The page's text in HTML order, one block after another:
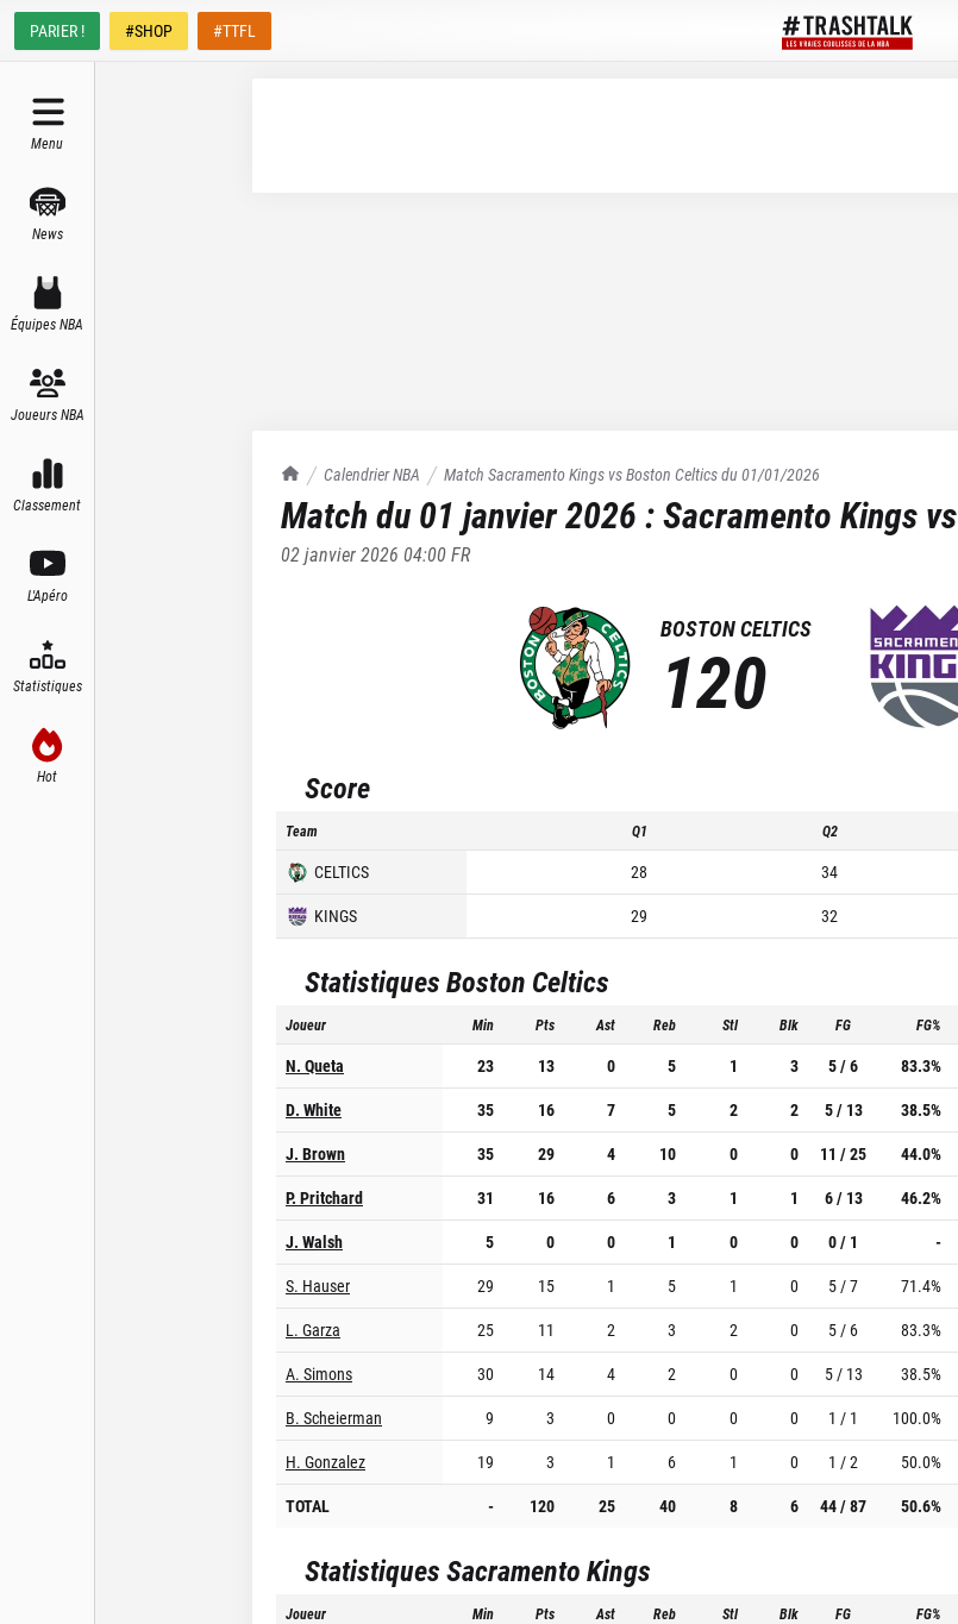
PARIER ! #SHOP #TTFL
Menu
News
Équipes NBA
Joueurs NBA
Classement
L'Apéro
Statistiques
Hot
TrashTalk Actu NBA
Calendrier NBA Match Sacramento Kings vsBoston Celticsdu01/01/2026
Match du 01 janvier 2026 :Sacramento Kings vs
02 janvier 2026 04:00FR
BOSTON CELTICS
120
Score
Team Q1 Q2
CELTICS 28 34
KINGS
29 32
StatistiquesBoston Celtics
Joueur Min Pts Ast Reb Stl Blk FG FG%
N. Queta 23 13 0 5 1 3 5 / 6 83.3%
D. White
35 16 7 5 2 2 5 / 13 38.5%
J. Brown
35 29 4 10 0 0 11 / 25 44.0%
P. Pritchard
31 16 6 3 1 1 6 / 13 46.2%
J. Walsh
5 0 0 1 0 0 0 / 1 -
S. Hauser
29 15 1 5 1 0 5 / 7 71.4%
L. Garza
25 11 2 3 2 0 5 / 6 83.3%
A. Simons
30 14 4 2 0 0 5 / 13 38.5%
B. Scheierman
9 3 0 0 0 0 1 / 1 100.0%
H. Gonzalez
19 3 1 6 1 0 1 / 2 50.0%
TOTAL
- 120 25 40 8 6 44 / 87 50.6%
StatistiquesSacramento Kings
Joueur Min Pts Ast Reb Stl Blk FG FG%